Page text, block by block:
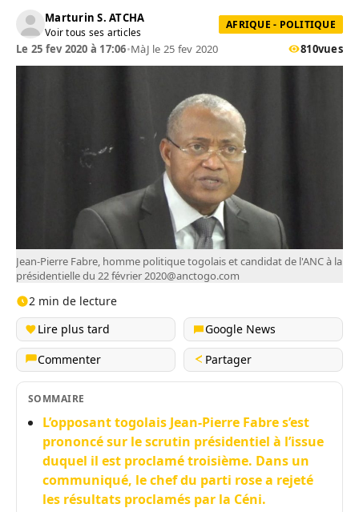
Marturin S. ATCHA
Voir tous ses articles
AFRIQUE - POLITIQUE
Le 25 fev 2020 à 17:06•MàJ le 25 fev 2020 810vues
Jean-Pierre Fabre, homme politique togolais et candidat de l'ANC à la
présidentielle du 22 février2020@anctogo.com
2 min de lecture
Lire plus tard
Google News
Commenter
Partager
SOMMAIRE
L’opposant togolais Jean-Pierre Fabre s’est
prononcé sur le scrutin présidentiel à l’issue
duquel il est proclamé troisième. Dans un
communiqué, le chef du parti rose a rejeté
les résultats proclamés par la Céni.